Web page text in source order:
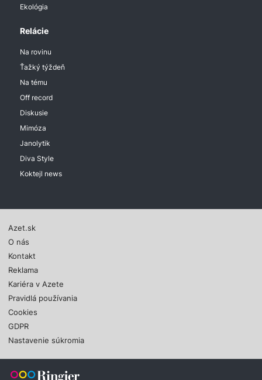
Ekológia
Relácie
Na rovinu
Ťažký týždeň
Na tému
Off record
Diskusie
Mimóza
Janolytik
Diva Style
Koktejl news
Azet.sk
O nás
Kontakt
Reklama
Kariéra v Azete
Pravidlá používania
Cookies
GDPR
Nastavenie súkromia